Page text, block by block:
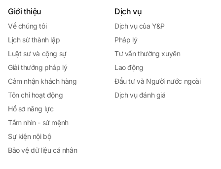
Giới thiệu
Về chúng tôi
Lịch sử thành lập
Luật sư và cộng sự
Giải thưởng pháp lý
Cảm nhận khách hàng
Tôn chỉ hoạt động
Hồ sơ năng lực
Tầm nhìn - sứ mệnh
Sự kiện nội bộ
Bảo vệ dữ liệu cá nhân
Dịch vụ
Dịch vụ của Y&P
Pháp lý
Tư vấn thường xuyên
Lao động
Đầu tư và Người nước ngoài
Dịch vụ đánh giá